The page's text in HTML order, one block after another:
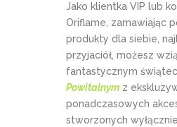
Jako klientka VIP lub
Oriflame, zamawiając
produkty dla siebie,
przyjaciół, możesz
fantastycznym
Powitalnym z
ponadczasowych
stworzonych